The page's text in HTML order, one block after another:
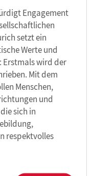
Engagement
setzt ein
Werte und
Erstmals wird der
Mit dem
Menschen,
und
sich in
respektvolles